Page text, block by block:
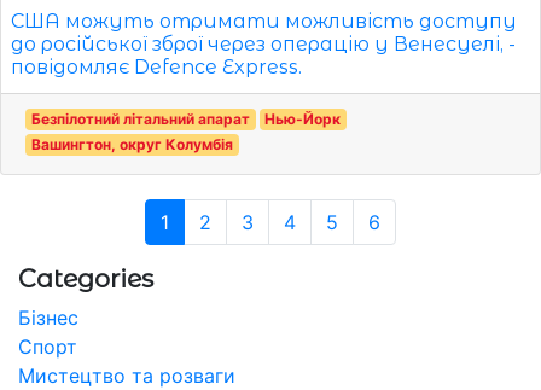
США можуть отримати можливість доступу
до російської зброї через операцію у Венесуелі, -
повідомляє Defence Express.
Безпілотний літальний апарат
Нью-Йорк
Вашингтон, округ Колумбія
1 2 3 4 5 6
Categories
Бізнес
Спорт
Мистецтво та розваги